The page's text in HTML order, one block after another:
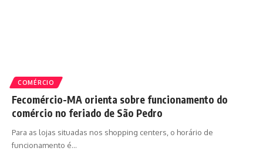
COMÉRCIO
Fecomércio-MA orienta sobre funcionamento do
comércio no feriado de São Pedro
Para as lojas situadas nos shopping centers, o horário de
funcionamento é…